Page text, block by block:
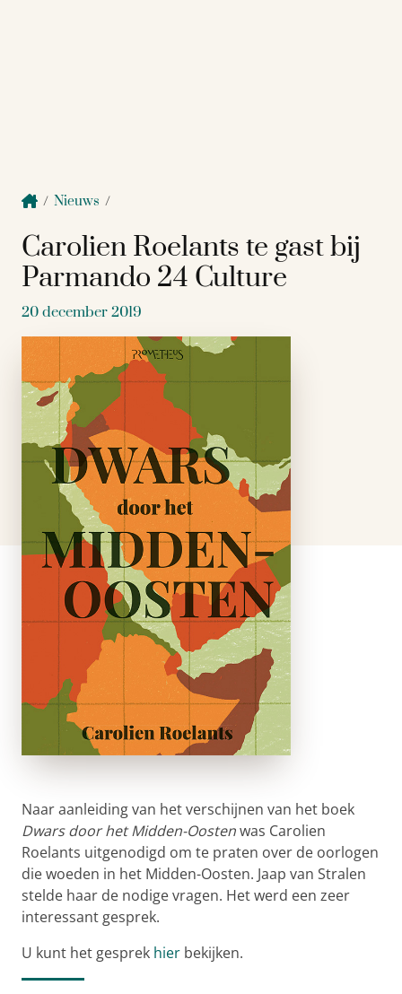
/ Nieuws /
Carolien Roelants te gast bij
Parmando 24 Culture
20 december 2019
Naar aanleiding van het verschijnen van het boek
Dwars door het Midden-Oostenwas Carolien
Roelants uitgenodigd om te praten over de oorlogen
die woeden in het Midden-Oosten. Jaap van Stralen
stelde haar de nodige vragen. Het werd een zeer
interessant gesprek.
U kunt het gesprek hier bekijken.